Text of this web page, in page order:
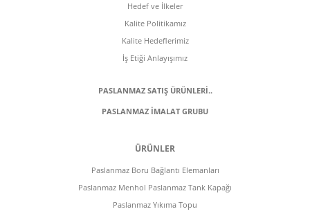
Hedef ve İlkeler
Kalite Politikamız
Kalite Hedeflerimiz
İş Etiği Anlayışımız
PASLANMAZ SATIŞ ÜRÜNLERİ..
PASLANMAZ İMALAT GRUBU
ÜRÜNLER
Paslanmaz Boru Bağlantı Elemanları
Paslanmaz Menhol Paslanmaz Tank Kapağı
Paslanmaz Yıkıma Topu